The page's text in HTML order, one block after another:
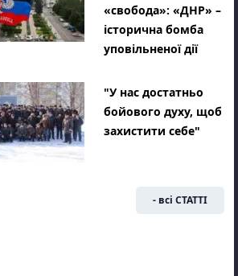
«свобода»: «ДНР» –
історична бомба
уповільненої дії
"У нас достатньо
бойового духу, щоб
захистити себе"
- всі СТАТТІ